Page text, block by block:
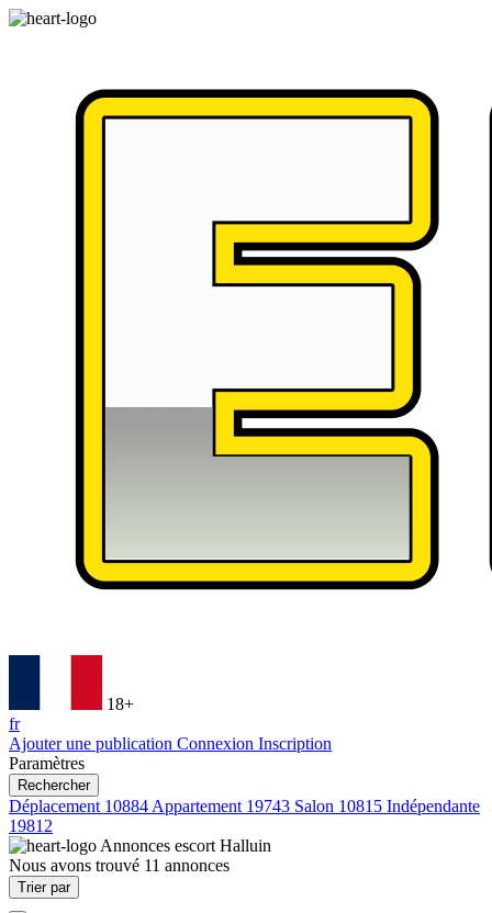
18+
fr
Ajouter une publication Connexion Inscription
Paramètres
Rechercher
Déplacement 10884 Appartement 19743 Salon 10815 Indépendante
19812
Annonces escort Halluin
Nous avons trouvé 11 annonces
Trier par